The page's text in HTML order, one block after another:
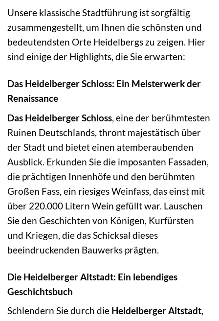
Unsere klassische Stadtführung ist sorgfältig
zusammengestellt, um Ihnen die schönsten und
bedeutendsten Orte Heidelbergs zu zeigen. Hier
sind einige der Highlights, die Sie erwarten:
Das Heidelberger Schloss: Ein Meisterwerk der
Renaissance
Das Heidelberger Schloss , eine der berühmtesten
Ruinen Deutschlands, thront majestätisch über
der Stadt und bietet einen atemberaubenden
Ausblick. Erkunden Sie die imposanten Fassaden,
die prächtigen Innenhöfe und den berühmten
Großen Fass, ein riesiges Weinfass, das einst mit
über 220.000 Litern Wein gefüllt war. Lauschen
Sie den Geschichten von Königen, Kurfürsten
und Kriegen, die das Schicksal dieses
beeindruckenden Bauwerks prägten.
Die Heidelberger Altstadt: Ein lebendiges
Geschichtsbuch
Schlendern Sie durch die Heidelberger Altstadt,